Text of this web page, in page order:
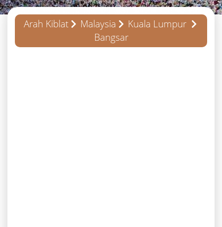
Arah Kiblat Malaysia
Kuala Lumpur
Bangsar